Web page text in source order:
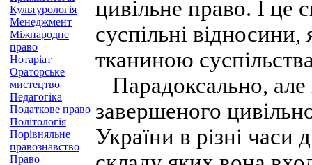
Культурологія
Менеджмент
Міжнародне
право
Нотаріат
Ораторське
мистецтво
Педагогіка
Податкове право
Політологія
Порівняльне
правознавство
Право
цивільне право. І це
суспільні
тканиною
Парадоксально, але
завершеного
України в різні часи